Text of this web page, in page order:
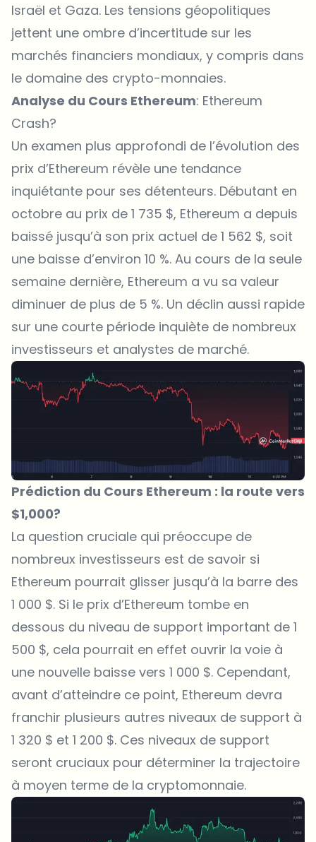
Israël et Gaza. Les tensions géopolitiques
jettent une ombre d’incertitude sur les
marchés financiers mondiaux, y compris dans
le domaine des crypto-monnaies.
Analyse du Cours Ethereum: Ethereum
Crash?
Un examen plus approfondi de l’évolution des
prix d’Ethereum révèle une tendance
inquiétante pour ses détenteurs. Débutant en
octobre au prix de 1 735 $, Ethereum a depuis
baissé jusqu’à son prix actuel de 1 562 $, soit
une baisse d’environ 10 %. Au cours de la seule
semaine dernière, Ethereum a vu sa valeur
diminuer de plus de 5 %. Un déclin aussi rapide
sur une courte période inquiète de nombreux
investisseurs et analystes de marché.
Prédiction du Cours Ethereum : la route vers
$1,000?
La question cruciale qui préoccupe de
nombreux investisseurs est de savoir si
Ethereum pourrait glisser jusqu’à la barre des
1 000 $. Si le prix d’Ethereum tombe en
dessous du niveau de support important de 1
500 $, cela pourrait en effet ouvrir la voie à
une nouvelle baisse vers 1 000 $. Cependant,
avant d’atteindre ce point, Ethereum devra
franchir plusieurs autres niveaux de support à
1 320 $ et 1 200 $. Ces niveaux de support
seront cruciaux pour déterminer la trajectoire
à moyen terme de la cryptomonnaie.